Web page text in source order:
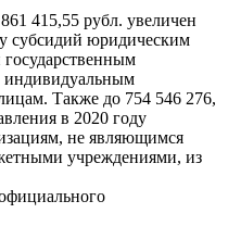
415,55 рубл. увеличен
субсидий юридическим
Также до 754 546 276,
в 2020 году
не являющимся
учреждениями, из